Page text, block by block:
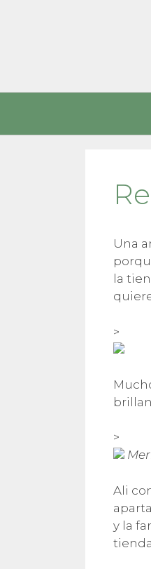
Una
la
>
>
Ali
y la